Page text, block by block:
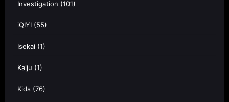
Investigation (101)
iQIYI (55)
Isekai (1)
Kaiju (1)
Kids (76)